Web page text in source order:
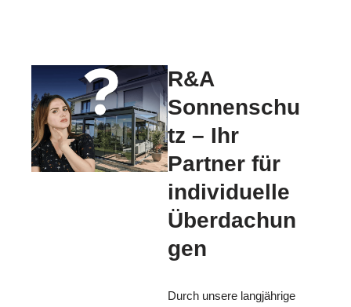
R&A
Sonnenschu
tz – Ihr
Partner für
individuelle
Überdachun
gen
Durch unsere langjährige